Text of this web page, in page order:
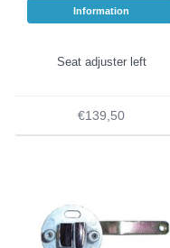
Information
Seat adjuster left
€139,50